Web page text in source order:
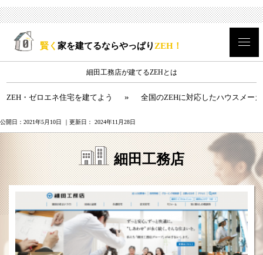
細田工務店が建てるZEHとは
賢く 家を建てるならやっぱり ZEH！
ZEH・ゼロエネ住宅を建てよう » 全国のZEHに対応したハウスメー
公開日： 2021年5月10日 ｜更新日： 2024年11月28日
細田工務店